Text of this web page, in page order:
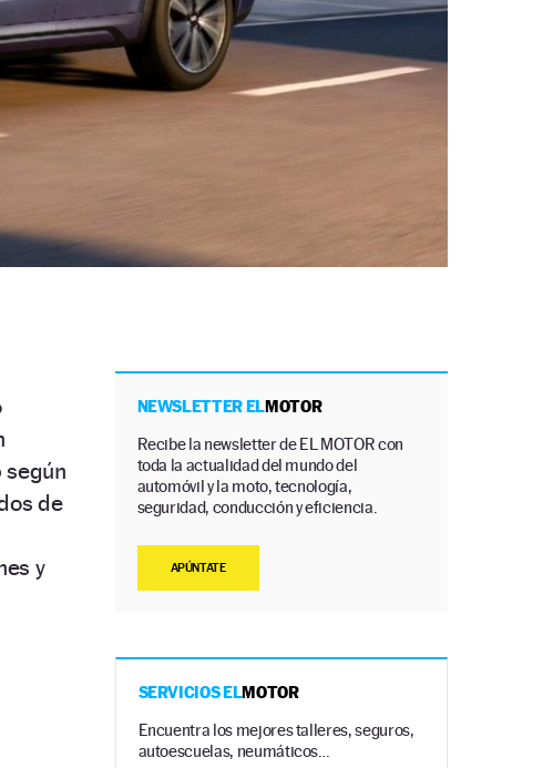
según
de
y
NEWSLETTER ELMOTOR
Recibe la newsletter de EL MOTOR con
toda la actualidad del mundo del
automóvil y la moto, tecnología,
seguridad, conducción y eficiencia.
APÚNTATE
SERVICIOS ELMOTOR
Encuentra los mejores talleres, seguros,
autoescuelas, neumáticos…